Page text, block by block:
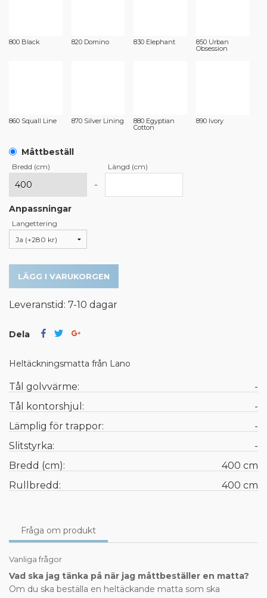
800 Black 820 Domino 830 Elephant 850 Urban
Obsession
860 Squall Line 870 Silver Lining 880 Egyptian
Cotton
890 Ivory
Måttbeställ
Bredd (cm)
-
Längd (cm)
Anpassningar
Langettering
LÄGG I VARUKORGEN
Leveranstid: 7-10 dagar
Dela
Heltäckningsmatta från Lano
Tål golvvärme:
-
Tål kontorshjul:
-
Lämplig för trappor:
-
Slitstyrka:
-
Bredd (cm):
400 cm
Rullbredd:
400 cm
Fråga om produkt
Vanliga frågor
Vad ska jag tänka på när jag måttbeställer en matta?
Om du ska beställa en heltäckande matta som ska